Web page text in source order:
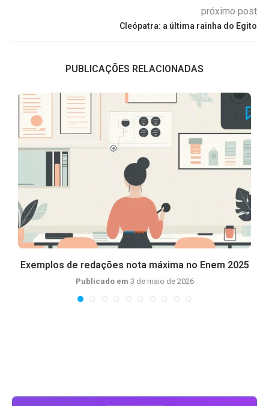
próximo post
Cleópatra: a última rainha do Egito
PUBLICAÇÕES RELACIONADAS
Exemplos de redações nota máxima no Enem 2025
Publicado em 3 de maio de 2026